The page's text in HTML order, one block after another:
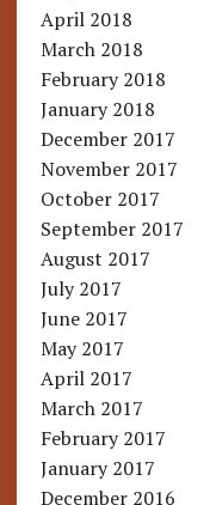
April 2018
March 2018
February 2018
January 2018
December 2017
November 2017
October 2017
September 2017
August 2017
July 2017
June 2017
May 2017
April 2017
March 2017
February 2017
January 2017
December 2016